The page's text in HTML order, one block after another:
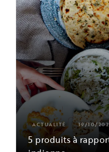
ACTUALITÉ 19/10/
5 produits à